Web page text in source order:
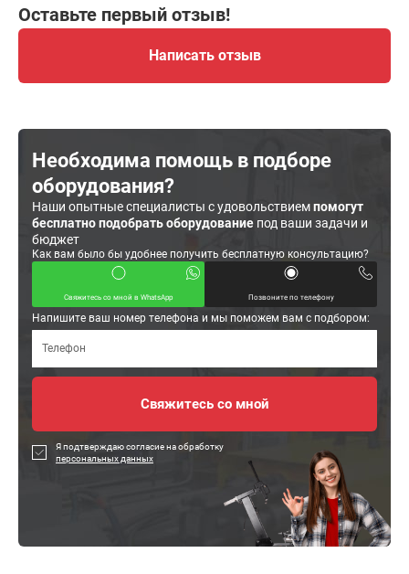
Оставьте первый отзыв!
Написать отзыв
Необходима помощь в подборе
оборудования?
Наши опытные специалисты с удовольствиемпомогут
бесплатно подобрать оборудование под ваши задачи и
бюджет
Как вам было бы удобнее получить бесплатную консультацию?
Свяжитесь со мной в WhatsApp Позвоните по телефону
Напишите ваш номер телефона и мы поможем вам с подбором:
Я подтверждаю согласие на обработку
персональных данных